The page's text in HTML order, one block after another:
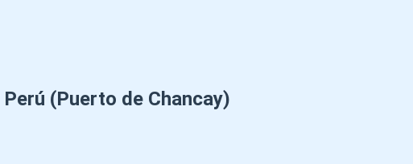
(Puerto de Chancay)